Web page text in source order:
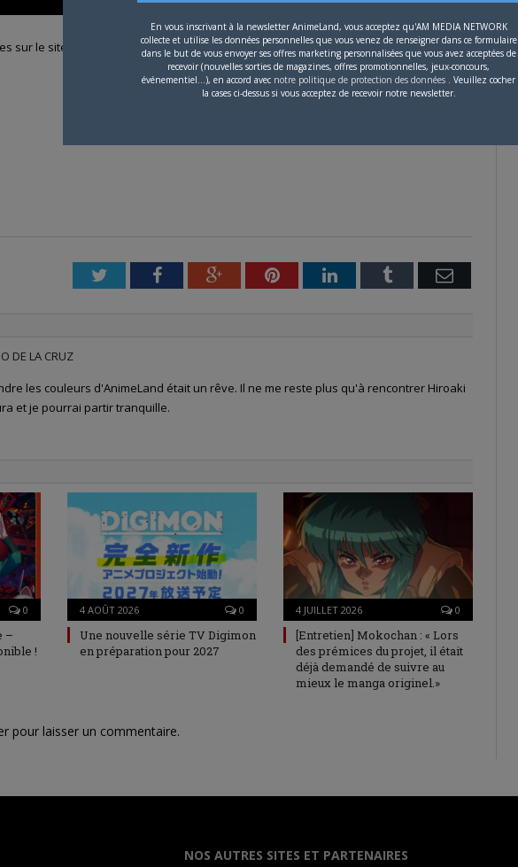
sur le site officiel jusqu’au 4 mars pour cette expérience prévue au Japon entre le 18
TwitterFacebookGoogle+PinterestLinkedInTumblr Email
DE LA CRUZ
les couleurs d'AnimeLand était un rêve. Il ne me reste plus qu'à rencontrer Hiroaki
et je pourrai partir tranquille.
0
–
!
4 AOÛT 2026 0
Une nouvelle série TV Digimon
en préparation pour 2027
4 JUILLET 2026 0
[Entretien] Mokochan : « Lors
des prémices du projet, il était
déjà demandé de suivre au
mieux le manga originel.»
pour laisser un commentaire.
NOS AUTRES SITES ET PARTENAIRES
En vous inscrivant à la newsletter AnimeLand, vous acceptez qu'AM MEDIA NETWORK
collecte et utilise les données personnelles que vous venez de renseigner dans ce formulaire
dans le but de vous envoyer ses offres marketing personnalisées que vous avez acceptées de
recevoir (nouvelles sorties de magazines, offres promotionnelles, jeux-concours,
événementiel...), en accord avec notre politique de protection des données . Veuillez cocher
la cases ci-dessus si vous acceptez de recevoir notre newsletter.